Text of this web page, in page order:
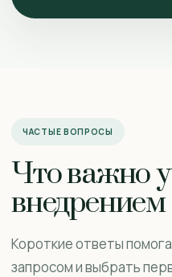
ЧАСТЫЕ ВОПРОСЫ
Что важно
внедрением
Короткие ответы
запросом и выбрать